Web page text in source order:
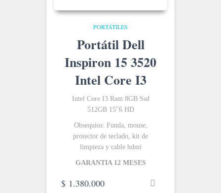
PORTÁTILES
Portátil Dell
Inspiron 15 3520
Intel Core I3
Intel Core I3 Ram 8GB Ssd
512GB 15″6 HD
Obsequios: Funda, mouse,
protector de teclado, kit de
limpieza y cable hdmi
GARANTIA 12 MESES
$ 1.380.000